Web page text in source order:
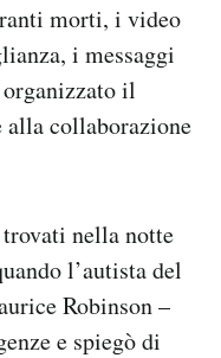
morti, i video
i messaggi
organizzato il
collaborazione
nella notte
l’autista del
Robinson –
e spiegò di